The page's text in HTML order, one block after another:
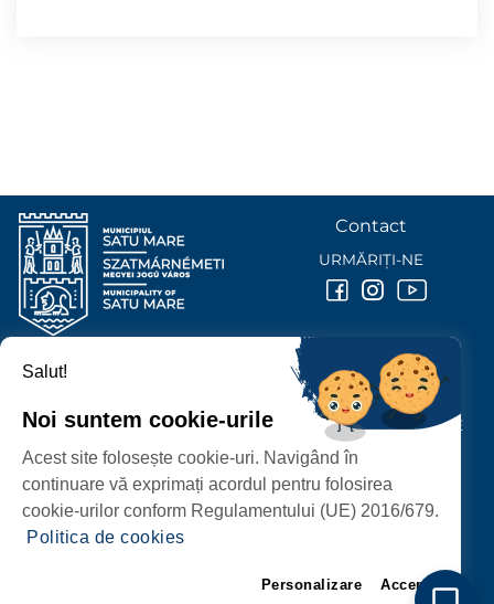
PROTECȚIA DATELOR PERSONALE
PRIMĂRIA MUNICIPIULUI
P-ȚA 25 OCTOMBRIE, NR. 1 CORP M, 440026 SATU MARE
Contact
URMĂRIȚI-NE
Salut!
Noi suntem cookie-urile
Acest site folosește cookie-uri. Navigând în
continuare vă exprimați acordul pentru folosirea
cookie-urilor conform Regulamentului (UE) 2016/679.
Politica de cookies
Personalizare Accept